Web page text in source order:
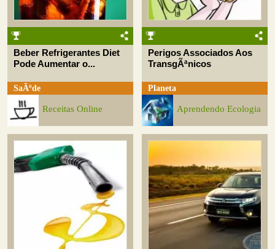
Beber Refrigerantes Diet
Pode Aumentar o...
SaÃºde
Receitas Online
Perigos Associados Aos
TransgÃªnicos
Planeta
Aprendendo Ecologia